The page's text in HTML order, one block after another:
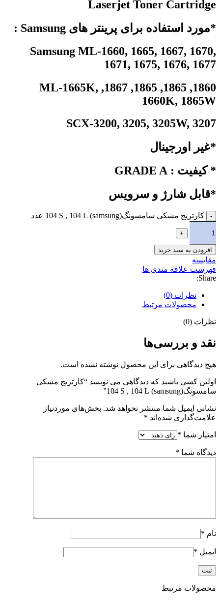
Laserjet Toner Cartridge
*مورد استفاده برای پرینتر های Samsung :
Samsung ML-1660, 1665, 1667, 1670,
1671, 1675, 1676, 1677
1860, 1865, 1865, 1867, ML-1665K,
1660K, 1865W
SCX-3200, 3205, 3205W, 3207
*غیر اورجینال
* کیفیت : GRADE A
*قابل شارژ و سرویس
کارتریج مشکی سامسونگ(samsung) 104 S , 104 L عدد
افزودن به سبد خرید
مقایسه
فهرست علاقه مندی ها
Share:
نظرات (0)
محصولات مرتبط
نظرات (0)
نقد و بررسی‌ها
هیچ دیدگاهی برای این محصول نوشته نشده است.
اولین کسی باشید که دیدگاهی می نویسد “کارتریج مشکی
سامسونگ(samsung) 104 S , 104 L”
نشانی ایمیل شما منتشر نخواهد شد. بخش‌های موردنیاز
علامت‌گذاری شده‌اند *
امتیاز شما *
دیدگاه شما *
نام *
ایمیل *
محصولات مرتبط